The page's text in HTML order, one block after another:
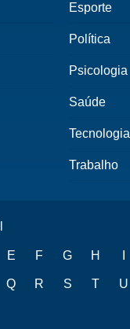
Esporte
Política
Psicologia
Saúde
Tecnologia
Trabalho
E F G H
Q R S T U